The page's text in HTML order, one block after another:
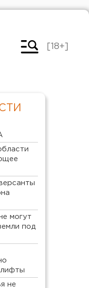
[18+]
могут
под
не